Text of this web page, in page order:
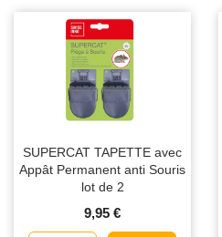
SUPERCAT TAPETTE avec
Appât Permanent anti Souris
lot de 2
9,95 €